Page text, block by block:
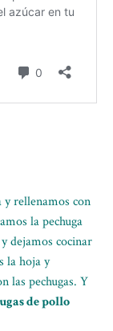
y rellenamos con
la pechuga
dejamos cocinar
la hoja y
las pechugas. Y
de pollo